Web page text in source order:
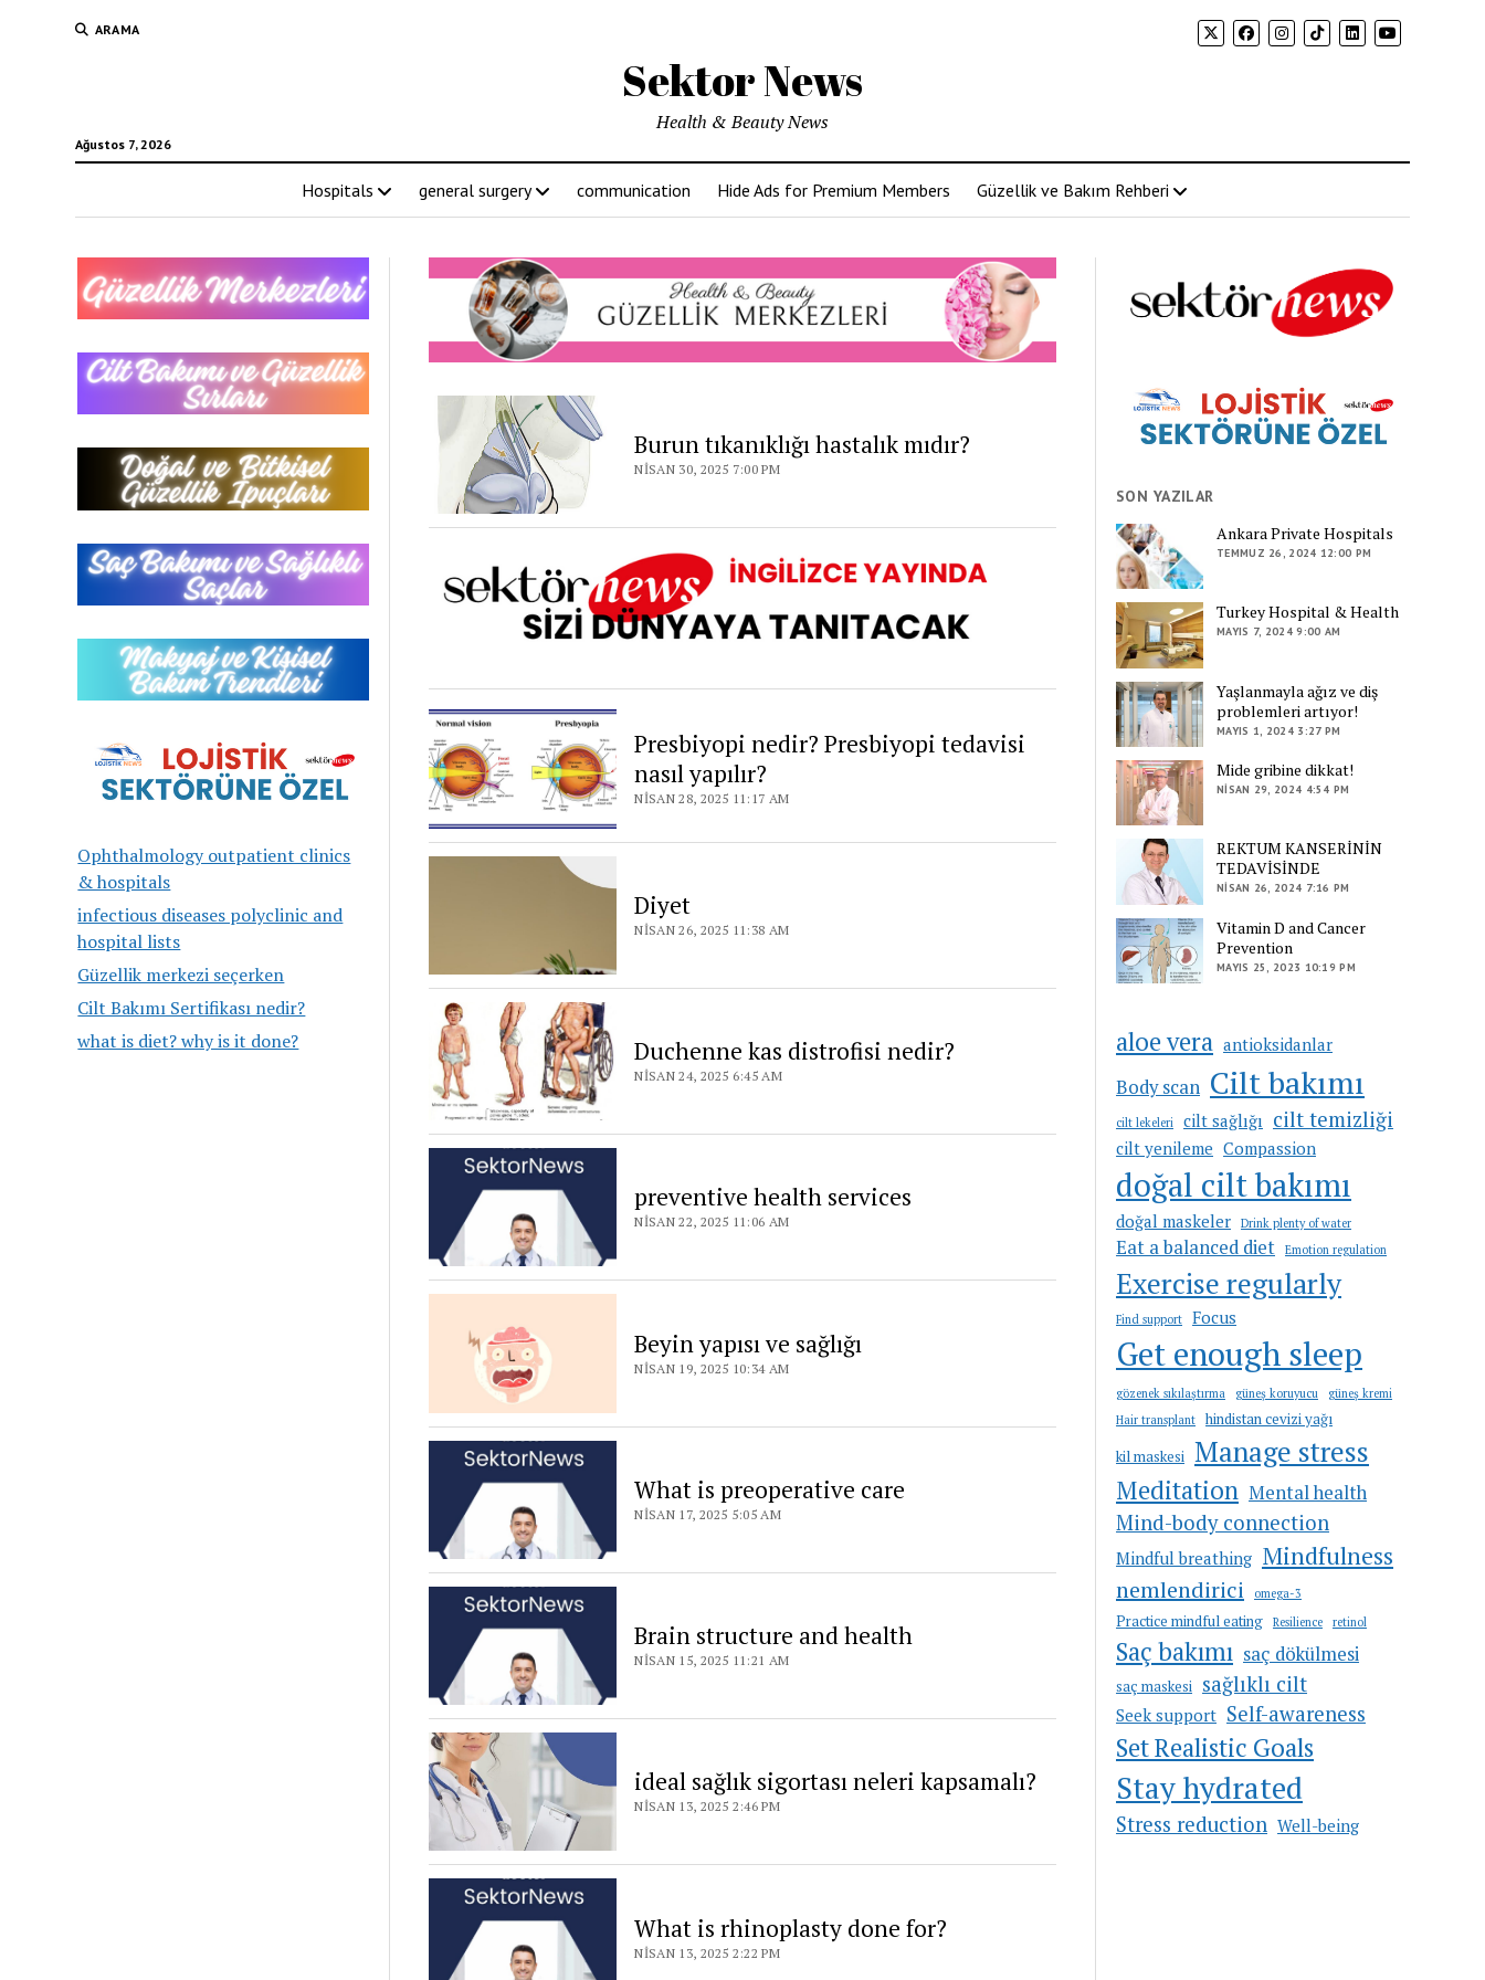
ARAMA
Sektor News
Ağustos 7, 2026
Health & Beauty News
Hospitals general surgery communication Hide Ads for Premium Members Güzellik ve Bakım Rehberi
Ophthalmology outpatient clinics
& hospitals
infectious diseases polyclinic and
hospital lists
Güzellik merkezi seçerken
Cilt Bakımı Sertifikası nedir?
what is diet? why is it done?
Sektor
News
Burun tıkanıklığı hastalık mıdır?
NISAN 30, 2025 7:00 PM
Presbiyopi nedir? Presbiyopi tedavisi
nasıl yapılır?
NISAN 28, 2025 11:17 AM
Diyet
NISAN 26, 2025 11:38 AM
Duchenne kas distrofisi nedir?
NISAN 24, 2025 6:45 AM
preventive health services
NISAN 22, 2025 11:06 AM
Beyin yapısı ve sağlığı
NISAN 19, 2025 10:34 AM
What is preoperative care
NISAN 17, 2025 5:05 AM
Brain structure and health
NISAN 15, 2025 11:21 AM
ideal sağlık sigortası neleri kapsamalı?
NISAN 13, 2025 2:46 PM
What is rhinoplasty done for?
NISAN 13, 2025 2:22 PM
SON YAZILAR
Ankara Private Hospitals
TEMMUZ 26, 2024 12:00 PM
Turkey Hospital & Health
MAYIS 7, 2024 9:00 AM
Yaşlanmayla ağız ve diş
problemleri artıyor!
MAYIS 1, 2024 3:27 PM
Mide gribine dikkat!
NISAN 29, 2024 4:54 PM
REKTUM KANSERİNİN
TEDAVİSİNDE
NISAN 26, 2024 7:16 PM
Vitamin D and Cancer
Prevention
MAYIS 25, 2023 10:19 PM
aloe vera antioksidanlar
Body scan Cilt bakımı
cilt lekeleri cilt sağlığı cilt temizliği
cilt yenileme Compassion
doğal cilt bakımı
doğal maskeler Drink plenty of water
Eat a balanced diet Emotion regulation
Exercise regularly
Find support Focus
Get enough sleep
gözenek sıkılaştırma güneş koruyucu
güneş kremi
Hair transplant
hindistan cevizi yağı
kil maskesi Manage stress
Meditation Mental health
Mind-body connection
Mindful breathing Mindfulness
nemlendirici omega-3
Practice mindful eating Resilience retinol
Saç bakımı saç dökülmesi
saç maskesi sağlıklı cilt
Seek support Self-awareness
Set Realistic Goals
Stay hydrated
Stress reduction Well-being